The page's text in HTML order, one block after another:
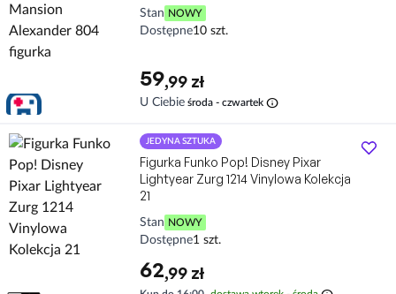
Stan NOWY
Dostępne10 szt.
59,99 zł
U Ciebie środa - czwartek info
JEDYNA SZTUKA
Figurka Funko Pop! Disney Pixar
Lightyear Zurg 1214 Vinylowa Kolekcja
21
Stan NOWY
Dostępne1 szt.
62,99 zł